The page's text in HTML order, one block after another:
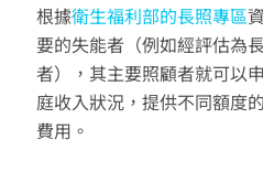
根據衛生福利部的長照專區
要的失能者（例如經評估為
者），其主要照顧者就可以
庭收入狀況，提供不同額度
費用。